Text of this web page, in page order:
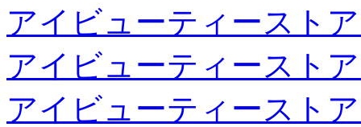
アイビューティースト
アイビューティースト
アイビューティースト